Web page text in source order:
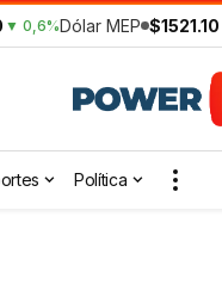
▼ 0,6%Dólar MEP $1521.10
Política